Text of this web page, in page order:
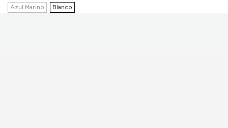
precios:
desde
Azul Marino Blanco